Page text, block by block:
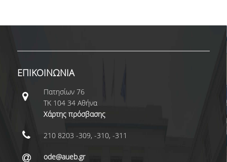
ΕΠΙΚΟΙΝΩΝΙΑ
Πατησίων 76
ΤΚ 104 34 Αθήνα
Χάρτης πρόσβασης
210 8203 -309, -310, -311
ode@aueb.gr